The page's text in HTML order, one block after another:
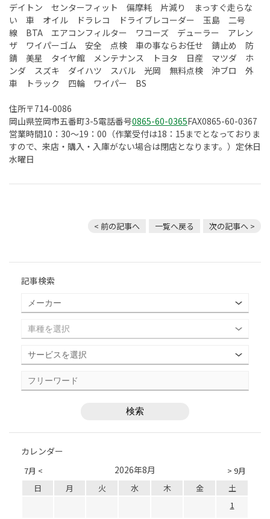
デイトン センターフィット 偏摩耗 片減り まっすぐ走らな
い 車 オイル ドラレコ ドライブレコーダー 玉島 二号
線 BTA エアコンフィルター ワコーズ デューラー アレン
ザ ワイパーゴム 安全 点検 車の事ならお任せ 錆止め 防
錆 美星 タイヤ館 メンテナンス トヨタ 日産 マツダ ホ
ンダ スズキ ダイハツ スバル 光岡 無料点検 沖ブロ 外
車 トラック 四輪 ワイパー BS
住所〒714-0086
岡山県笠岡市五番町3-5電話番号0865-60-0365FAX0865-60-0367
営業時間10：30～19：00（作業受付は18：15までとなっておりま
すので、来店・購入・入庫がない場合は閉店となります。）定休日
水曜日
< 前の記事へ 一覧へ戻る 次の記事へ >
記事検索
カレンダー
7月 < > 9月
2026年8月
日 月 火 水 木 金
土
1